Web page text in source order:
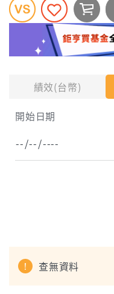
績效(台幣)
開始日期
查無資料